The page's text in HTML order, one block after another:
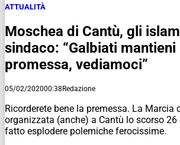
ATTUALITÀ
Moschea di Cantù, gli
sindaco: “Galbiati mantieni
promessa, vediamoci”
05/02/202000:38Redazione
Ricorderete bene la premessa. La Marcia
organizzata (anche) a Cantù lo scorso 26
fatto esplodere polemiche ferocissime.